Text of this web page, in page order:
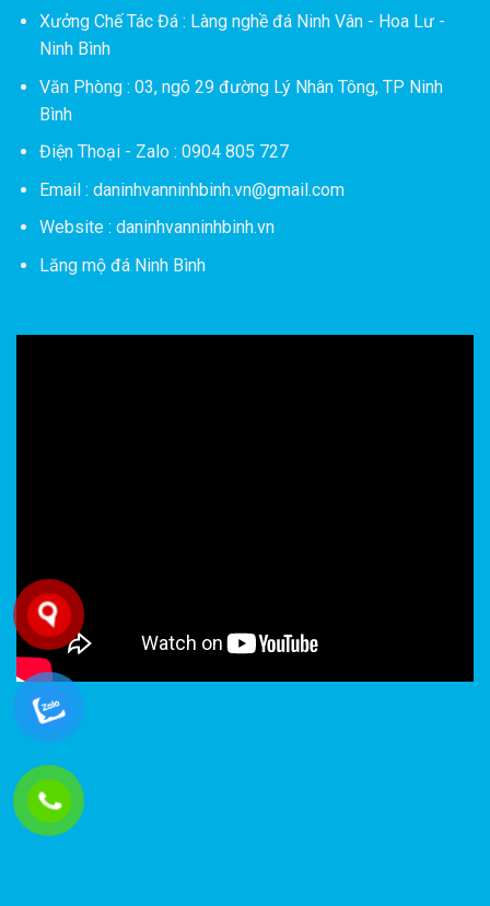
Xưởng Chế Tác Đá : Làng nghề đá Ninh Vân - Hoa Lư -
Ninh Bình
Văn Phòng : 03, ngõ 29 đường Lý Nhân Tông, TP Ninh
Bình
Điện Thoại - Zalo : 0904 805 727
Email : daninhvanninhbinh.vn@gmail.com
Website : daninhvanninhbinh.vn
Lăng mộ đá Ninh Bình